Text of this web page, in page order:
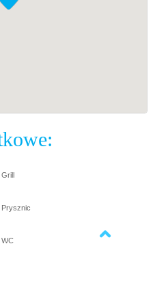
Grill
Prysznic
WC